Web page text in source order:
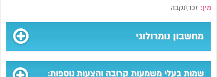
מין: זכר\נקבה
מחשבון נומרולוגי
שמות בעלי משמעות קרובה והצעות נוספות: